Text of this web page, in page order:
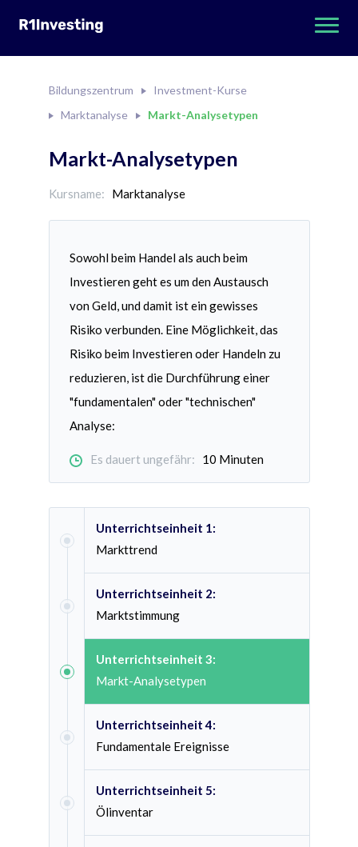
Bildungszentrum
Investment-Kurse
Marktanalyse
Markt-Analysetypen
Markt-Analysetypen
Kursname: Marktanalyse
Sowohl beim Handel als auch beim
Investieren geht es um den Austausch
von Geld, und damit ist ein gewisses
Risiko verbunden. Eine Möglichkeit, das
Risiko beim Investieren oder Handeln zu
reduzieren, ist die Durchführung einer
"fundamentalen" oder "technischen"
Analyse:
Es dauert ungefähr: 10 Minuten
Unterrichtseinheit 1:
Markttrend
Unterrichtseinheit 2:
Marktstimmung
Unterrichtseinheit 3:
Markt-Analysetypen
Unterrichtseinheit 4:
Fundamentale Ereignisse
Unterrichtseinheit 5:
Ölinventar